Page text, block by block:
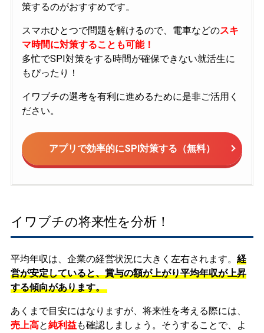
策するのがおすすめです。
スマホひとつで問題を解けるので、電車などのスキ
マ時間に対策することも可能！
多忙でSPI対策をする時間が確保できない就活生に
もぴったり！
イワブチの選考を有利に進めるために是非ご活用く
ださい。
アプリで効率的にSPI対策する（無料）
イワブチの将来性を分析！
平均年収は、企業の経営状況に大きく左右されます。 経
営が安定していると、賞与の額が上がり平均年収が上昇
する傾向があります。
あくまで目安にはなりますが、将来性を考える際には、
売上高と純利益も確認しましょう。そうすることで、よ